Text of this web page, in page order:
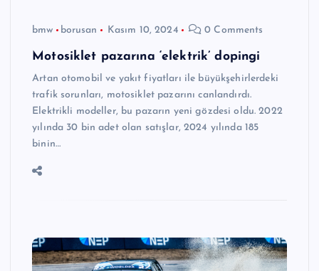
bmw borusan Kasım 10, 2024 0 Comments
Motosiklet pazarına ‘elektrik’ dopingi
Artan otomobil ve yakıt fiyatları ile büyükşehirlerdeki
trafik sorunları, motosiklet pazarını canlandırdı.
Elektrikli modeller, bu pazarın yeni gözdesi oldu. 2022
yılında 30 bin adet olan satışlar, 2024 yılında 185
binin…